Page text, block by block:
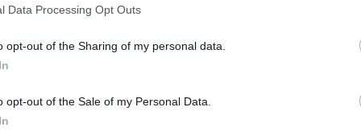
Data Processing Opt Outs
opt-out of the Sharing of my personal data.
opt-out of the Sale of my Personal Data.